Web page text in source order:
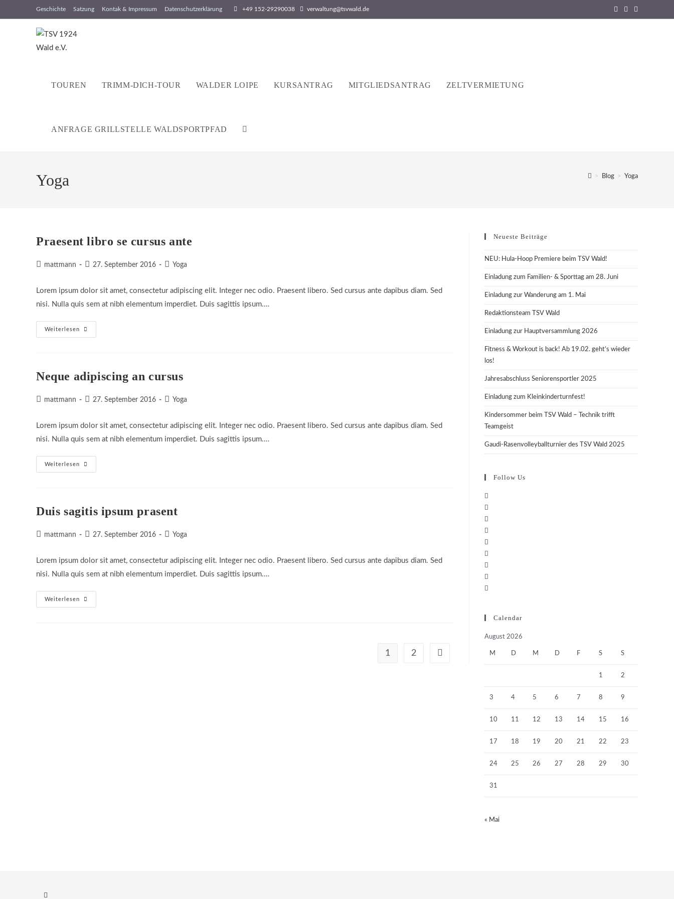
Inhalt
Geschichte Satzung Kontak & Impressum Datenschutzerklärung +49 152-29290038 verwaltung@tsvwald.de
TOUREN TRIMM-DICH-TOUR WALDER LOIPE KURSANTRAG MITGLIEDSANTRAG ZELTVERMIETUNG
ANFRAGE GRILLSTELLE WALDSPORTPFAD
Yoga > Blog > Yoga
Praesent libro se cursus ante
Beitrags-
mattmann
Beitrag
27. September 2016
Beitrags-
Yoga
Lorem ipsum dolor sit amet, consectetur adipiscing elit. Integer nec odio. Praesent libero. Sed cursus ante dapibus diam. Sed
nisi. Nulla quis sem at nibh elementum imperdiet. Duis sagittis ipsum.…
Weiterlesen
Praesent
Libro
Neque adipiscing an cursus
Beitrags-
mattmann
Beitrag
27. September 2016
Beitrags-
Yoga
Lorem ipsum dolor sit amet, consectetur adipiscing elit. Integer nec odio. Praesent libero. Sed cursus ante dapibus diam. Sed
nisi. Nulla quis sem at nibh elementum imperdiet. Duis sagittis ipsum.…
Weiterlesen
Neque
Adipiscing
Duis sagitis ipsum prasent
Beitrags-
mattmann
Beitrag
27. September 2016
Beitrags-
Yoga
Lorem ipsum dolor sit amet, consectetur adipiscing elit. Integer nec odio. Praesent libero. Sed cursus ante dapibus diam. Sed
nisi. Nulla quis sem at nibh elementum imperdiet. Duis sagittis ipsum.…
Weiterlesen
Duis
Sagitis
1 2 Gehe zur nächsten Seite
Neueste Beiträge
NEU: Hula-Hoop Premiere beim TSV Wald!
Einladung zum Familien- & Sporttag am 28. Juni
Einladung zur Wanderung am 1. Mai
Redaktionsteam TSV Wald
Einladung zur Hauptversammlung 2026
Fitness & Workout is back! Ab 19.02. geht’s wieder
los!
Jahresabschluss Seniorensportler 2025
Einladung zum Kleinkinderturnfest!
Kindersommer beim TSV Wald – Technik trifft
Teamgeist
Gaudi-Rasenvolleyballturnier des TSV Wald 2025
Follow Us
Calendar
August 2026
M D M D F S S
1 2
3 4 5 6 7 8 9
10 11 12 13 14 15 16
17 18 19 20 21 22 23
24 25 26 27 28 29 30
31
« Mai